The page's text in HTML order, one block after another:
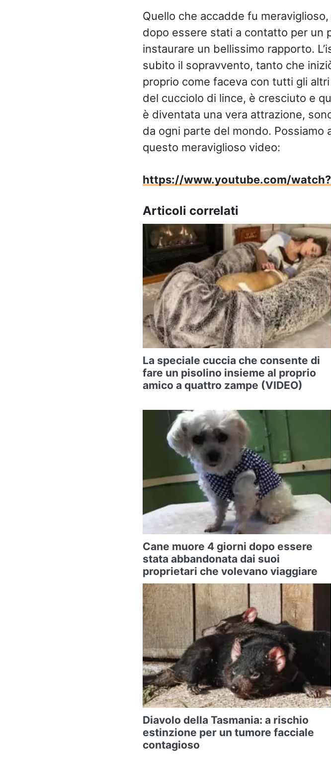
Quello che accadde fu
dopo essere stati a contatto per un
instaurare un bellissimo rapporto.
subito il sopravvento, tanto che
proprio come faceva con tutti gli
del cucciolo di lince, è cresciuto e
è diventata una vera attrazione,
da ogni parte del mondo. Possiamo
questo meraviglioso video:
https://www.youtube.com/
Articoli correlati
La speciale cuccia che consente di
fare un pisolino insieme al proprio
amico a quattro zampe (VIDEO)
Cane muore 4 giorni dopo essere
stata abbandonata dai suoi
proprietari che volevano viaggiare
Diavolo della Tasmania: a rischio
estinzione per un tumore facciale
contagioso